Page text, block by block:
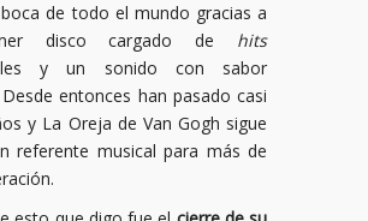
de todo el mundo gracias a
disco cargado de hits
y un sonido con sabor
entonces han pasado casi
y La Oreja de Van Gogh sigue
referente musical para más de